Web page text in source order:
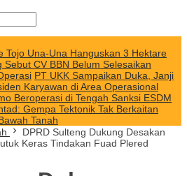
Tojo Una-Una Hanguskan 3 Hektare
Sebut CV BBN Belum Selesaikan
PT UKK Sampaikan Duka, Janji
Karyawan di Area Operasional
Beroperasi di Tengah Sanksi ESDM
Gempa Tektonik Tak Berkaitan
Tanah
DPRD Sulteng Dukung Desakan
Keras Tindakan Fuad Plered